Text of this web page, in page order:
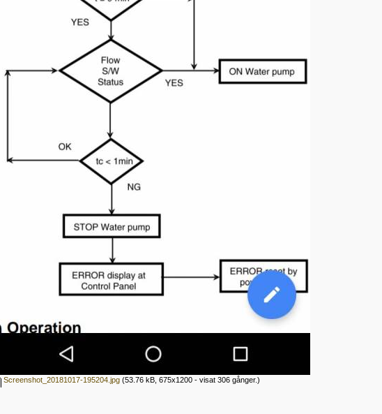
Screenshot_20181017-195204.jpg(53.76 kB, 675x1200 - visat 306 gånger.)